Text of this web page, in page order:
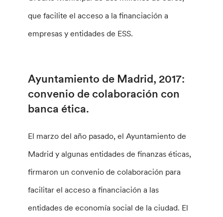
que facilite el acceso a la financiación a
empresas y entidades de ESS.
Ayuntamiento de Madrid, 2017:
convenio de colaboración con
banca ética.
El marzo del año pasado, el Ayuntamiento de
Madrid y algunas entidades de finanzas éticas,
firmaron un convenio de colaboración para
facilitar el acceso a financiación a las
entidades de economía social de la ciudad. El